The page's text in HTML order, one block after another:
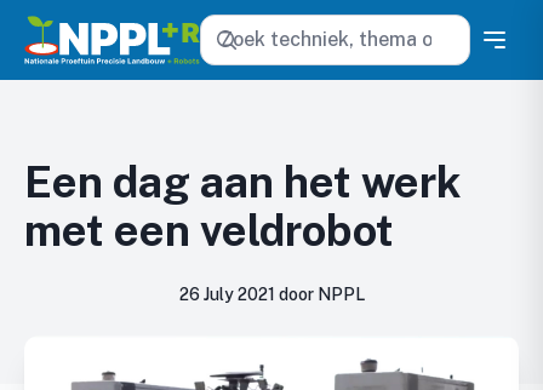
Zoeken
Een dag aan het werk
met een veldrobot
26 July 2021 door NPPL